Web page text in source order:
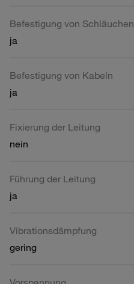
Befestigung von Schläuchen
ja
Befestigung von Kabeln
ja
Fixierung der Leitung
nein
Führung der Leitung
ja
Vibrationsdämpfung
gering